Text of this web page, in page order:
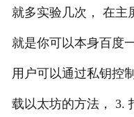
就多实验几次， 在主
就是你可以本身百度
用户可以通过私钥控
载以太坊的方法， 3.